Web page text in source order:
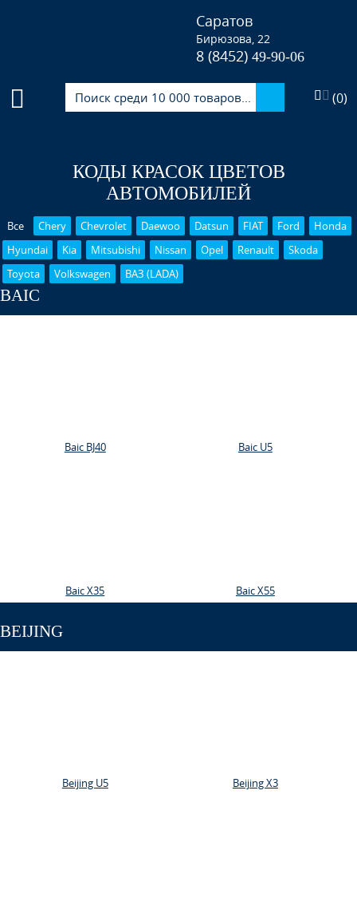
Саратов
Бирюзова, 22
8 (8452)49-90-06
(0)
КОДЫ КРАСОК ЦВЕТОВ
АВТОМОБИЛЕЙ
Все Chery Chevrolet Daewoo Datsun FIAT Ford
Honda
Hyundai
Kia Mitsubishi Nissan Opel Renault
Skoda
Toyota
Volkswagen ВАЗ (LADA)
BAIC
Baic BJ40 Baic U5
Baic X35 Baic X55
BEIJING
Beijing U5 Beijing X3